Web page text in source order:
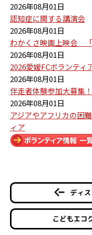
2026年08月01日
認知症に関する講演会
2026年08月01日
わかくさ映画上映会 「
2026年08月01日
2026愛媛FCボランティ
2026年08月01日
伴走者体験参加大募集！
2026年08月01日
アジアやアフリカの困
ィア
ディ
こどもエコ